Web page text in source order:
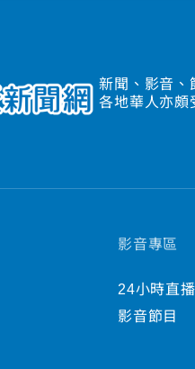
新聞、影音、
各地華人亦頗
影音專區
24小時直播
影音節目